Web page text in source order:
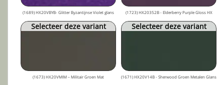
(1689) HX20VBYB- Glitter Byzantijnse Violet glans (1723) HX20352B - Elderberry Purple Gloss HX
Selecteer deze variant
(1673) HX20VMIM – Militair Groen Mat
Selecteer deze variant
(1671) HX20V14B - Sherwood Groen Metalen Glans